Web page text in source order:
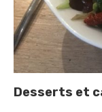
Desserts et